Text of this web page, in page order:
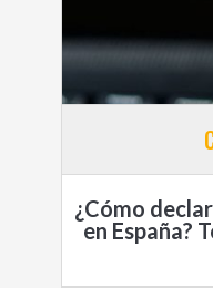
¿Cómo
en España?